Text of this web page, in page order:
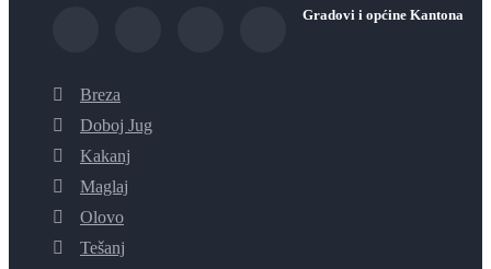
Gradovi i općine Kantona
Breza
Doboj Jug
Kakanj
Maglaj
Olovo
Tešanj